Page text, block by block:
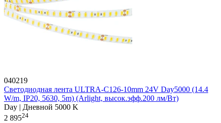
040219
Светодиодная лента ULTRA-C126-10mm 24V Day5000 (14.4
W/m, IP20, 5630, 5m) (Arlight, высок.эфф.200 лм/Вт)
Day | Дневной 5000 K
2 89524